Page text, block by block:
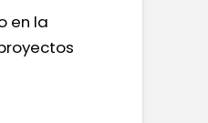
en la